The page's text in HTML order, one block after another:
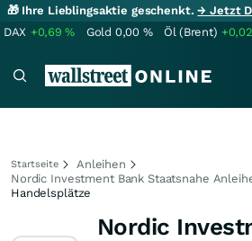
🎁 Ihre Lieblingsaktie geschenkt.→ Jetzt
DAX +0,69% Gold 0,00 % Öl (Brent)
Startseite
Anleihen
Nordic Investment Bank Staatsnahe
Handelsplätze
Nordic